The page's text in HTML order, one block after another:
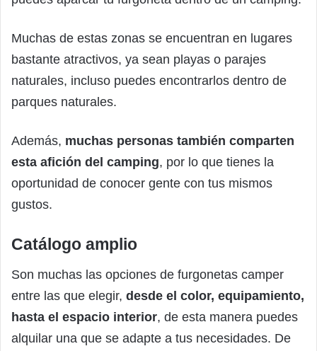
Muchas de estas zonas se encuentran en lugares
bastante atractivos, ya sean playas o parajes
naturales, incluso puedes encontrarlos dentro de
parques naturales.
Además, muchas personas también comparten
esta afición del camping, por lo que tienes la
oportunidad de conocer gente con tus mismos
gustos.
Catálogo amplio
Son muchas las opciones de furgonetas camper
entre las que elegir, desde el color, equipamiento,
hasta el espacio interior, de esta manera puedes
alquilar una que se adapte a tus necesidades. De